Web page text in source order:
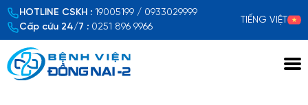
HOTLINE CSKH : 19005199 / 0933029999
Cấp cứu 24/7 : 0251 896 9966
TIẾNG VIỆT